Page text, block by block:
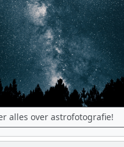
alles over astrofotografie!